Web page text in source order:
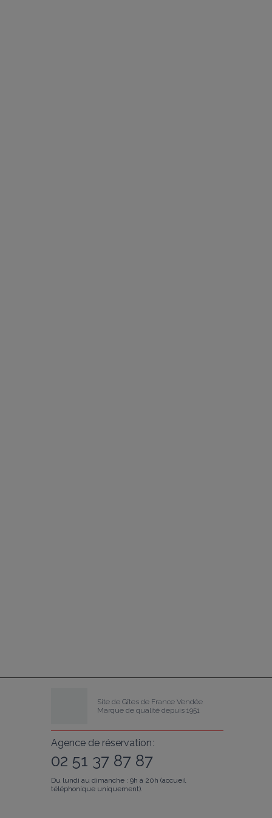
Site de Gîtes de France Vendée
Marque de qualité depuis 1951
Agence de réservation :
02 51 37 87 87
Du lundi au dimanche : 9h à 20h (accueil
téléphonique uniquement).